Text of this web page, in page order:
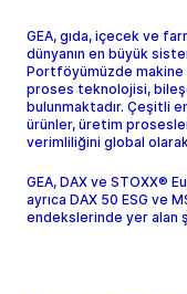
GEA, gıda, içecek ve
dünyanın en büyük
Portföyümüzde makine
proses teknolojisi,
bulunmaktadır. Çeşitli
ürünler, üretim
verimliliğini global
GEA, DAX ve STOXX®
ayrıca DAX 50 ESG ve
endekslerinde yer alan